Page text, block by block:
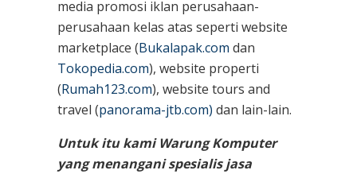
media promosi iklan perusahaan-
perusahaan kelas atas seperti website
marketplace (Bukalapak.com dan
Tokopedia.com), website properti
(Rumah123.com), website tours and
travel (panorama-jtb.com) dan lain-lain.
Untuk itu kami Warung Komputer
yang menangani spesialis jasa